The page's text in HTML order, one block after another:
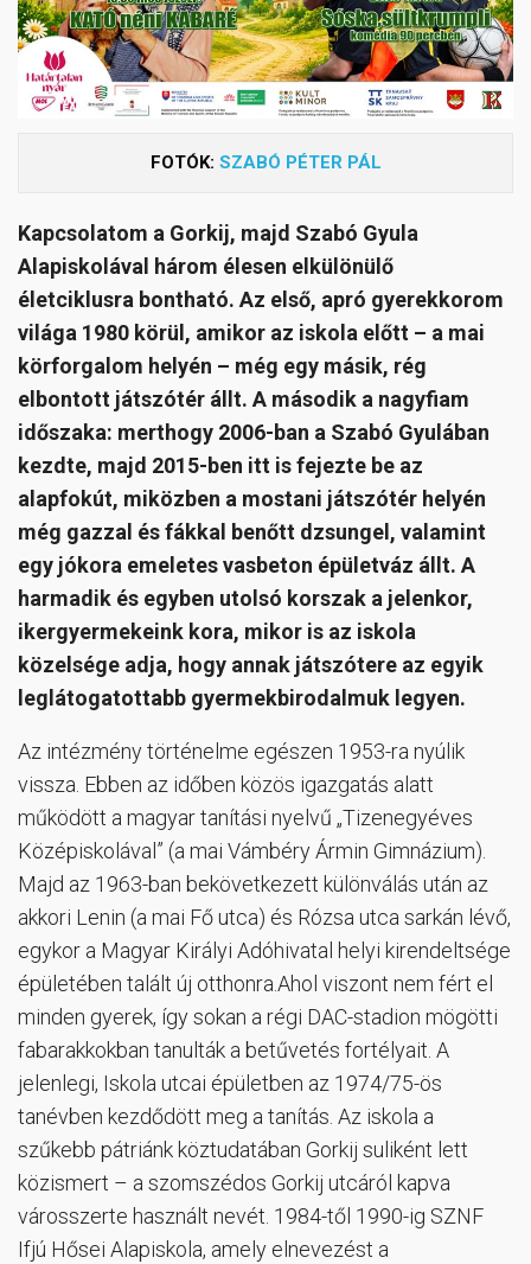
FOTÓK: SZABÓ PÉTER PÁL
Kapcsolatom a Gorkij, majd Szabó Gyula
Alapiskolával három élesen elkülönülő
életciklusra bontható. Az első, apró gyerekkorom
világa 1980 körül, amikor az iskola előtt – a mai
körforgalom helyén – még egy másik, rég
elbontott játszótér állt. A második a nagyfiam
időszaka: merthogy 2006-ban a Szabó Gyulában
kezdte, majd 2015-ben itt is fejezte be az
alapfokút, miközben a mostani játszótér helyén
még gazzal és fákkal benőtt dzsungel, valamint
egy jókora emeletes vasbeton épületváz állt. A
harmadik és egyben utolsó korszak a jelenkor,
ikergyermekeink kora, mikor is az iskola
közelsége adja, hogy annak játszótere az egyik
leglátogatottabb gyermekbirodalmuk legyen.
Az intézmény történelme egészen 1953-ra nyúlik
vissza. Ebben az időben közös igazgatás alatt
működött a magyar tanítási nyelvű „Tizenegyéves
Középiskolával” (a mai Vámbéry Ármin Gimnázium).
Majd az 1963-ban bekövetkezett különválás után az
akkori Lenin (a mai Fő utca) és Rózsa utca sarkán lévő,
egykor a Magyar Királyi Adóhivatal helyi kirendeltsége
épületében talált új otthonra.Ahol viszont nem fért el
minden gyerek, így sokan a régi DAC-stadion mögötti
fabarakkokban tanulták a betűvetés fortélyait. A
jelenlegi, Iskola utcai épületben az 1974/75-ös
tanévben kezdődött meg a tanítás. Az iskola a
szűkebb pátriánk köztudatában Gorkij suliként lett
közismert – a szomszédos Gorkij utcáról kapva
városszerte használt nevét. 1984-től 1990-ig SZNF
Ifjú Hősei Alapiskola, amely elnevezést a